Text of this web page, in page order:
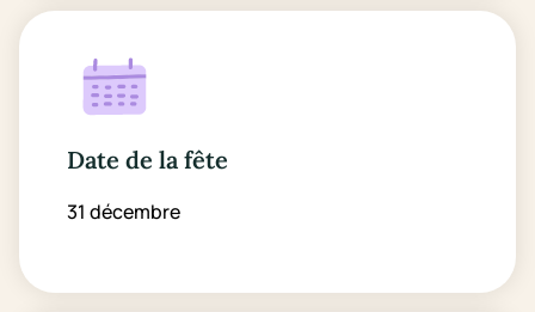
Date de la fête
31 décembre